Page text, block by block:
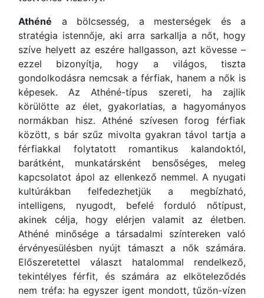
Athéné a bölcsesség, a mesterségek és a
stratégia istennője, aki arra sarkallja a nőt, hogy
szíve helyett az eszére hallgasson, azt kövesse –
ezzel bizonyítja, hogy a világos, tiszta
gondolkodásra nemcsak a férfiak, hanem a nők is
képesek. Az Athéné-típus szereti, ha zajlik
körülötte az élet, gyakorlatias, a hagyományos
normákban hisz. Athéné szívesen forog férfiak
között, s bár szűz mivolta gyakran távol tartja a
férfiakkal folytatott romantikus kalandoktól,
barátként, munkatársként bensőséges, meleg
kapcsolatot ápol az ellenkező nemmel. A nyugati
kultúrákban felfedezhetjük a megbízható,
intelligens, nyugodt, befelé forduló nőtípust,
akinek célja, hogy elérjen valamit az életben.
Athéné minősége a társadalmi színtereken való
érvényesülésben nyújt támaszt a nők számára.
Előszeretettel választ hatalommal rendelkező,
tekintélyes férfit, és számára az elköteleződés
nem tréfa: ha egyszer igent mondott, tűzön-vízen